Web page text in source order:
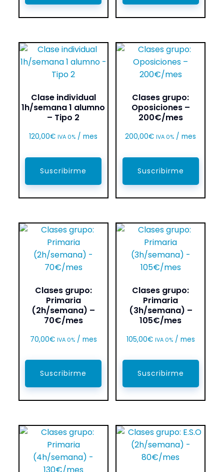
Clase individual
1h/semana 1 alumno
– Tipo 2
120,00€ IVA 0% / mes
Suscribirme
Clases grupo:
Oposiciones –
200€/mes
200,00€ IVA 0% / mes
Suscribirme
Clases grupo:
Primaria
(2h/semana) –
70€/mes
70,00€ IVA 0% / mes
Suscribirme
Clases grupo:
Primaria
(3h/semana) –
105€/mes
105,00€ IVA 0% / mes
Suscribirme